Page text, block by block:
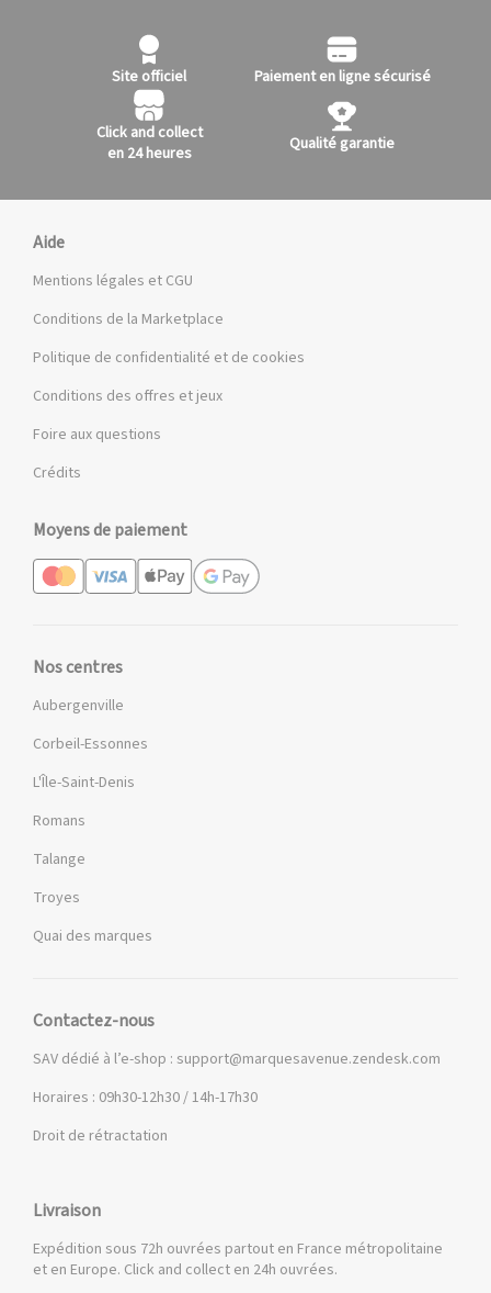
Site officiel Paiement en ligne sécurisé
Click and collect
en 24 heures
Qualité garantie
Aide
Mentions légales et CGU
Conditions de la Marketplace
Politique de confidentialité et de cookies
Conditions des offres et jeux
Foire aux questions
Crédits
Moyens de paiement
Nos centres
Aubergenville
Corbeil-Essonnes
L'Île-Saint-Denis
Romans
Talange
Troyes
Quai des marques
Contactez-nous
SAV dédié à l’e-shop : support@marquesavenue.zendesk.com
Horaires : 09h30-12h30 / 14h-17h30
Droit de rétractation
Livraison
Expédition sous 72h ouvrées partout en France métropolitaine
et en Europe. Click and collect en 24h ouvrées.